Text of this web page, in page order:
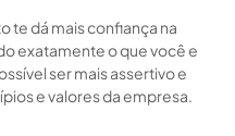
te dá mais confiança na
exatamente o que você e
ser mais assertivo e
e valores da empresa.